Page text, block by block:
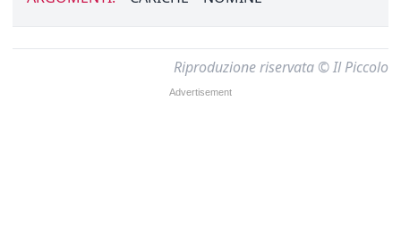
Riproduzione riservata © Il Piccolo